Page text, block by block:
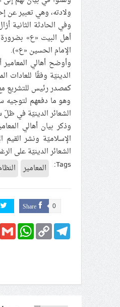
ولادته، وهي تعبير عن
وفي الحادثة الثانية
أهل البيت «ع»
الإمام الحسين «ع»).
وأوضح أهالي
الدينيّة وفقًا للعادات
كمصدر رئيس للتشريع
وهو ما دفعهم لتوجيه
الشعائر الدينيّة في
وذكر بيان أهالي
الإسلاميّة ونشر
الشعائر الدينيّة على
Tags: المعامير
Share 0
Gmail
WhatsApp Copy
Link
Telegram